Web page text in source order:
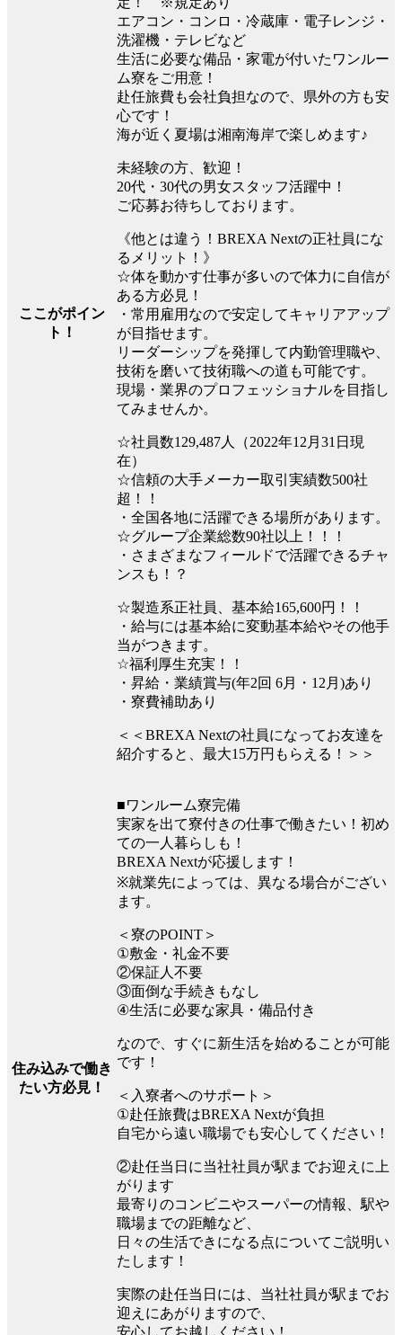
ここがポイン
ト！
エアコン・コンロ・冷蔵庫・電子レンジ・
洗濯機・テレビなど
生活に必要な備品・家電が付いたワンルー
ム寮をご用意！
赴任旅費も会社負担なので、県外の方も安
心です！
海が近く夏場は湘南海岸で楽しめます♪
未経験の方、歓迎！
20代・30代の男女スタッフ活躍中！
ご応募お待ちしております。
《他とは違う！BREXA Nextの正社員にな
るメリット！》
☆体を動かす仕事が多いので体力に自信が
ある方必見！
・常用雇用なので安定してキャリアアップ
が目指せます。
リーダーシップを発揮して内勤管理職や、
技術を磨いて技術職への道も可能です。
現場・業界のプロフェッショナルを目指し
てみませんか。
☆社員数129,487人（2022年12月31日現
在）
☆信頼の大手メーカー取引実績数500社
超！！
・全国各地に活躍できる場所があります。
☆グループ企業総数90社以上！！！
・さまざまなフィールドで活躍できるチャ
ンスも！？
☆製造系正社員、基本給165,600円！！
・給与には基本給に変動基本給やその他手
当がつきます。
☆福利厚生充実！！
・昇給・業績賞与(年2回 6月・12月)あり
・寮費補助あり
＜＜BREXA Nextの社員になってお友達を
紹介すると、最大15万円もらえる！＞＞
住み込みで働き
たい方必見！
■ワンルーム寮完備
実家を出て寮付きの仕事で働きたい！初め
ての一人暮らしも！
BREXA Nextが応援します！
※就業先によっては、異なる場合がござい
ます。
＜寮のPOINT＞
①敷金・礼金不要
②保証人不要
③面倒な手続きもなし
④生活に必要な家具・備品付き
なので、すぐに新生活を始めることが可能
です！
＜入寮者へのサポート＞
①赴任旅費はBREXA Nextが負担
自宅から遠い職場でも安心してください！
②赴任当日に当社社員が駅までお迎えに上
がります
最寄りのコンビニやスーパーの情報、駅や
職場までの距離など、
日々の生活できになる点についてご説明い
たします！
実際の赴任当日には、当社社員が駅までお
迎えにあがりますので、
安心してお越しください！